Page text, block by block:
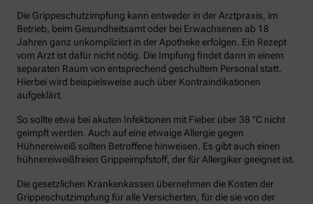
Die Grippeschutzimpfung kann entweder in der Arztpraxis, im
Betrieb, beim Gesundheitsamt oder bei Erwachsenen ab 18
Jahren ganz unkompliziert in der Apotheke erfolgen. Ein Rezept
vom Arzt ist dafür nicht nötig. Die Impfung findet dann in einem
separaten Raum von entsprechend geschultem Personal statt.
Hierbei wird beispielsweise auch über Kontraindikationen
aufgeklärt.
So sollte etwa bei akuten Infektionen mit Fieber über 38 °C nicht
geimpft werden. Auch auf eine etwaige Allergie gegen
Hühnereiweiß sollten Betroffene hinweisen. Es gibt auch einen
hühnereiweißfreien Grippeimpfstoff, der für Allergiker geeignet ist.
Die gesetzlichen Krankenkassen übernehmen die Kosten der
Grippeschutzimpfung für alle Versicherten, für die sie von der